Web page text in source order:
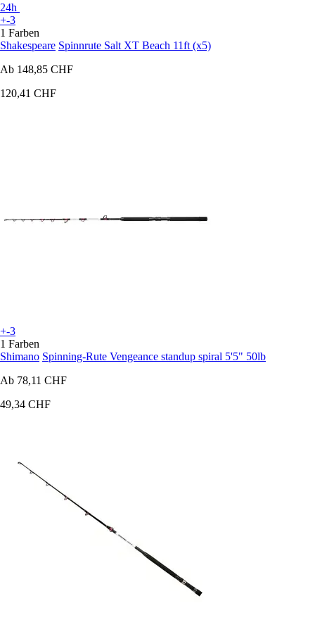
24h
+-3
1 Farben
Shakespeare Spinnrute Salt XT Beach 11ft (x5)
Ab 148,85 CHF
120,41 CHF
+-3
1 Farben
Shimano Spinning-Rute Vengeance standup spiral 5'5" 50lb
Ab 78,11 CHF
49,34 CHF